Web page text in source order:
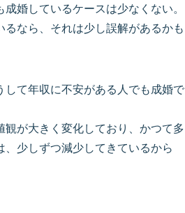
婚しているケースは少なくない。
るなら、それは少し誤解があるかも
て年収に不安がある人でも成婚で
が大きく変化しており、かつて多
少しずつ減少してきているから